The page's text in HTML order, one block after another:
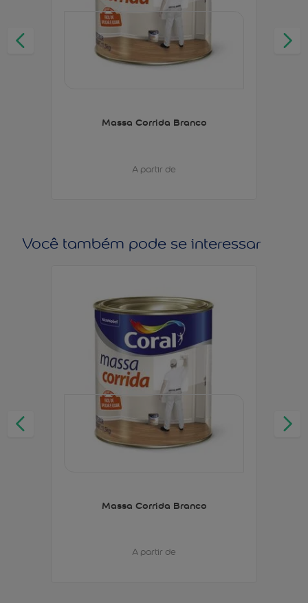
Massa Corrida Branco
A partir de
Você também pode se interessar
Massa Corrida Branco
A partir de